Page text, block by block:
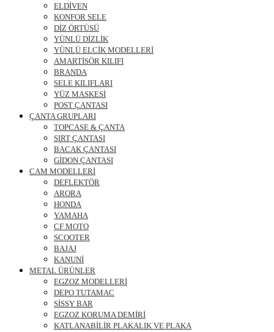
ELDİVEN
KONFOR SELE
DİZ ÖRTÜSÜ
YÜNLÜ DİZLİK
YÜNLÜ ELCİK MODELLERİ
AMARTİSÖR KILIFI
BRANDA
SELE KILIFLARI
YÜZ MASKESİ
POST ÇANTASI
ÇANTA GRUPLARI
TOPCASE & ÇANTA
SIRT ÇANTASI
BACAK ÇANTASI
GİDON ÇANTASI
CAM MODELLERİ
DEFLEKTÖR
ARORA
HONDA
YAMAHA
CF MOTO
SCOOTER
BAJAJ
KANUNİ
METAL ÜRÜNLER
EGZOZ MODELLERİ
DEPO TUTAMAC
SİSSY BAR
EGZOZ KORUMA DEMİRİ
KATLANABİLİR PLAKALIK VE PLAKA